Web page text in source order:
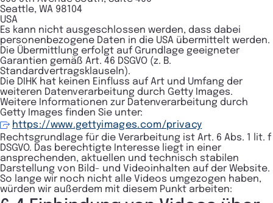
Seattle, WA 98104
USA
Es kann nicht ausgeschlossen werden, dass dabei
personenbezogene Daten in die USA übermittelt werden.
Die Übermittlung erfolgt auf Grundlage geeigneter
Garantien gemäß Art. 46 DSGVO (z. B.
Standardvertragsklauseln).
Die DIHK hat keinen Einfluss auf Art und Umfang der
weiteren Datenverarbeitung durch Getty Images.
Weitere Informationen zur Datenverarbeitung durch
Getty Images finden Sie unter:
https://www.gettyimages.com/privacy
Rechtsgrundlage für die Verarbeitung ist Art. 6 Abs. 1 lit. f
DSGVO. Das berechtigte Interesse liegt in einer
ansprechenden, aktuellen und technisch stabilen
Darstellung von Bild- und Videoinhalten auf der Website.
So lange wir noch nicht alle Videos umgezogen haben,
würden wir außerdem mit diesem Punkt arbeiten: